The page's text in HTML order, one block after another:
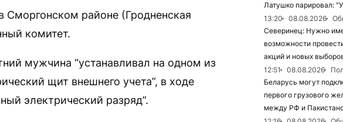
Сморгонском районе (Гродненская
комитет.
мужчина “устанавливал на одном из
щит внешнего учета”, в ходе
электрический разряд”.
Латушко парировал:
13:20
08.08.2026
Северинец: Нужно
возможности
акций и новых
12:51
08.08.2026
Беларусь могут
первого грузового
между РФ и